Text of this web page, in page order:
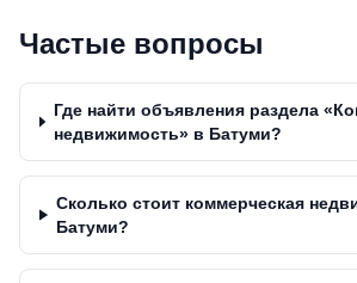
Частые вопросы
Где найти объявления раздела
недвижимость» в Батуми?
Сколько стоит коммерческая
Батуми?